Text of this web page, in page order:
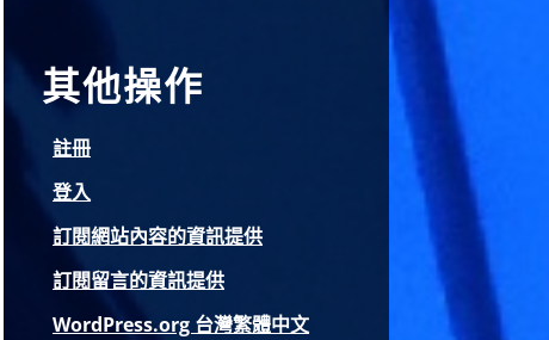
其他操作
註冊
登入
訂閱網站內容的資訊提供
訂閱留言的資訊提供
WordPress.org 台灣繁體中文